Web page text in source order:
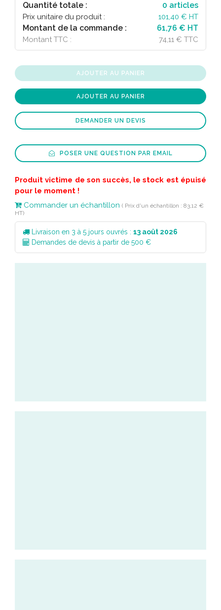
Quantité totale : 0 articles
Prix unitaire du produit : 101,40 € HT
Montant de la commande : 61,76 € HT
Montant TTC : 74,11 € TTC
AJOUTER AU PANIER
AJOUTER AU PANIER
DEMANDER UN DEVIS
POSER UNE QUESTION PAR EMAIL
Produit victime de son succès, le stock est épuisé
pour le moment !
Commander un échantillon ( Prix d'un échantillon : 83,12 €
HT)
Livraison en 3 à 5 jours ouvrés : 13 août 2026
Demandes de devis à partir de 500 €